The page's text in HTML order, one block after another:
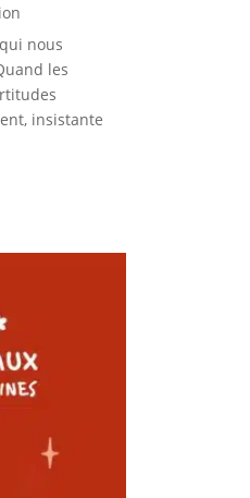
nous
les
insistante